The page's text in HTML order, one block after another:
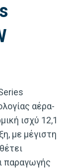
αέρα-
ισχύ 12,1
με μέγιστη
παραγωγής